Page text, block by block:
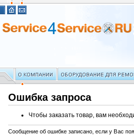
Ошибка запроса
Чтобы заказать товар, вам
Сообщение об ошибке записано, если у Вас